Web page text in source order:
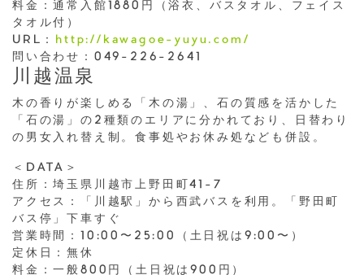
料金：通常入館1880円（浴衣、バスタオル、フェイス
タオル付）
URL：
http://kawagoe-yuyu.com/
問い合わせ：049-226-2641
川越温泉
木の香りが楽しめる「木の湯」、石の質感を活かした
「石の湯」の2種類のエリアに分かれており、日替わり
の男女入れ替え制。食事処やお休み処なども併設。
＜DATA＞
住所：埼玉県川越市上野田町41-7
アクセス：「川越駅」から西武バスを利用。「野田町
バス停」下車すぐ
営業時間：10:00〜25:00（土日祝は9:00〜）
定休日：無休
料金：一般800円（土日祝は900円）